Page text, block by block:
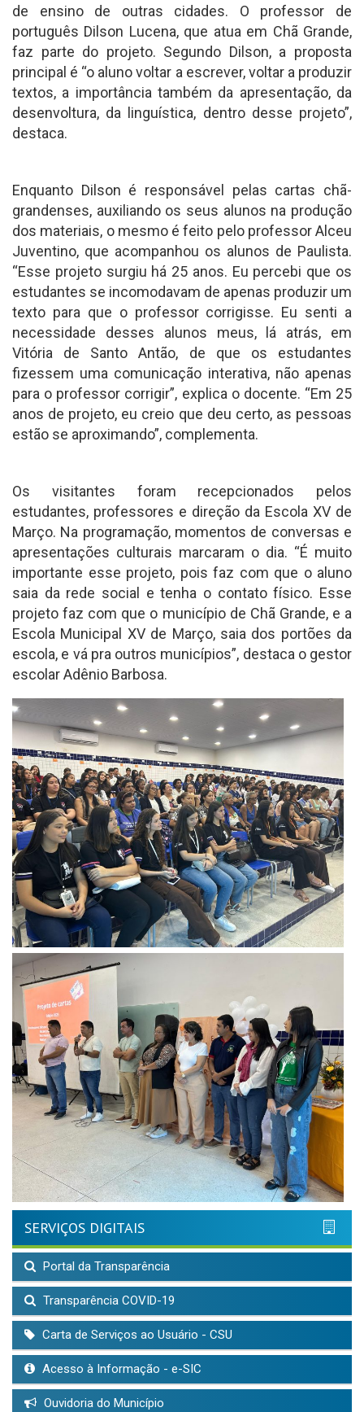
de ensino de outras cidades. O professor de
português Dilson Lucena, que atua em Chã Grande,
faz parte do projeto. Segundo Dilson, a proposta
principal é “o aluno voltar a escrever, voltar a produzir
textos, a importância também da apresentação, da
desenvoltura, da linguística, dentro desse projeto”,
destaca.
Enquanto Dilson é responsável pelas cartas chã-
grandenses, auxiliando os seus alunos na produção
dos materiais, o mesmo é feito pelo professor Alceu
Juventino, que acompanhou os alunos de Paulista.
“Esse projeto surgiu há 25 anos. Eu percebi que os
estudantes se incomodavam de apenas produzir um
texto para que o professor corrigisse. Eu senti a
necessidade desses alunos meus, lá atrás, em
Vitória de Santo Antão, de que os estudantes
fizessem uma comunicação interativa, não apenas
para o professor corrigir”, explica o docente. “Em 25
anos de projeto, eu creio que deu certo, as pessoas
estão se aproximando”, complementa.
Os visitantes foram recepcionados pelos
estudantes, professores e direção da Escola XV de
Março. Na programação, momentos de conversas e
apresentações culturais marcaram o dia. “É muito
importante esse projeto, pois faz com que o aluno
saia da rede social e tenha o contato físico. Esse
projeto faz com que o município de Chã Grande, e a
Escola Municipal XV de Março, saia dos portões da
escola, e vá pra outros municípios”, destaca o gestor
escolar Adênio Barbosa.
SERVIÇOS DIGITAIS
Portal da Transparência
Transparência COVID-19
Carta de Serviços ao Usuário - CSU
Acesso à Informação - e-SIC
Ouvidoria do Município